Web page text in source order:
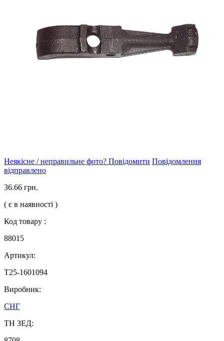
Неякісне / неправильне фото? Повідомити Повідомлення
відправлено
36.66 грн.
( є в наявності )
Код товару :
88015
Артикул:
Т25-1601094
Виробник:
СНГ
ТН ЗЕД: